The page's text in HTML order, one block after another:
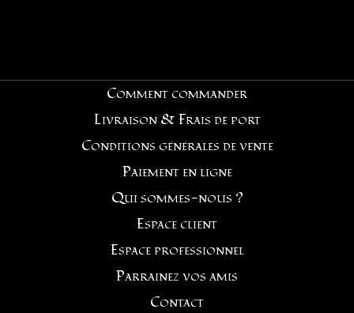
Comment commander
Livraison & Frais de port
Conditions générales de vente
Paiement en ligne
Qui sommes-nous ?
Espace client
Espace professionnel
Parrainez vos amis
Contact